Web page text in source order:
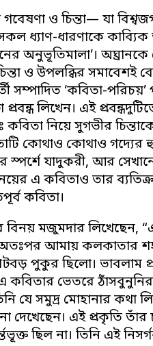
গবেষণা ও চিন্তা— যা
সকল ধ্যাণ-ধারণাকে
অনুভূতিমালা’।
ও উপলব্ধির সমাবেশই
সম্পাদিত ‘কবিতা-
লিখেন। এই
কবিতা নিয়ে সুগভীর
কোথাও কোথাও
স্পর্শে যাদুকরী, আর
এ কবিতাও তার
কবিতা।
বিনয় মজুমদার
অতঃপর আমায় কলকাতার
পুকুর ছিলো। ভাবলাম
কবিতার ভেতরে
যে সমুদ্র মোহানার
দেখেছেন। এই প্রকৃতি
ছিল না। তিনি এই